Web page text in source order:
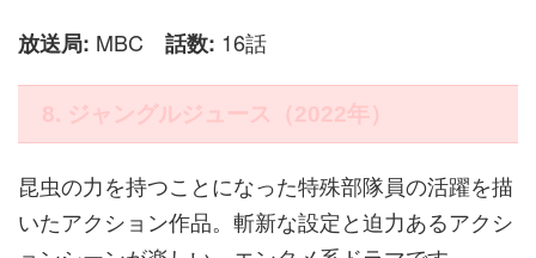
放送局: MBC 話数: 16話
8. ジャングルジュース（2022年）
昆虫の力を持つことになった特殊部隊員の活躍を描
いたアクション作品。斬新な設定と迫力あるアクシ